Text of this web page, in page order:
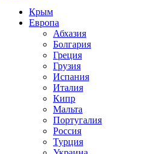
Крым
Европа
Абхазия
Болгария
Греция
Грузия
Испания
Италия
Кипр
Мальта
Португалия
Россия
Турция